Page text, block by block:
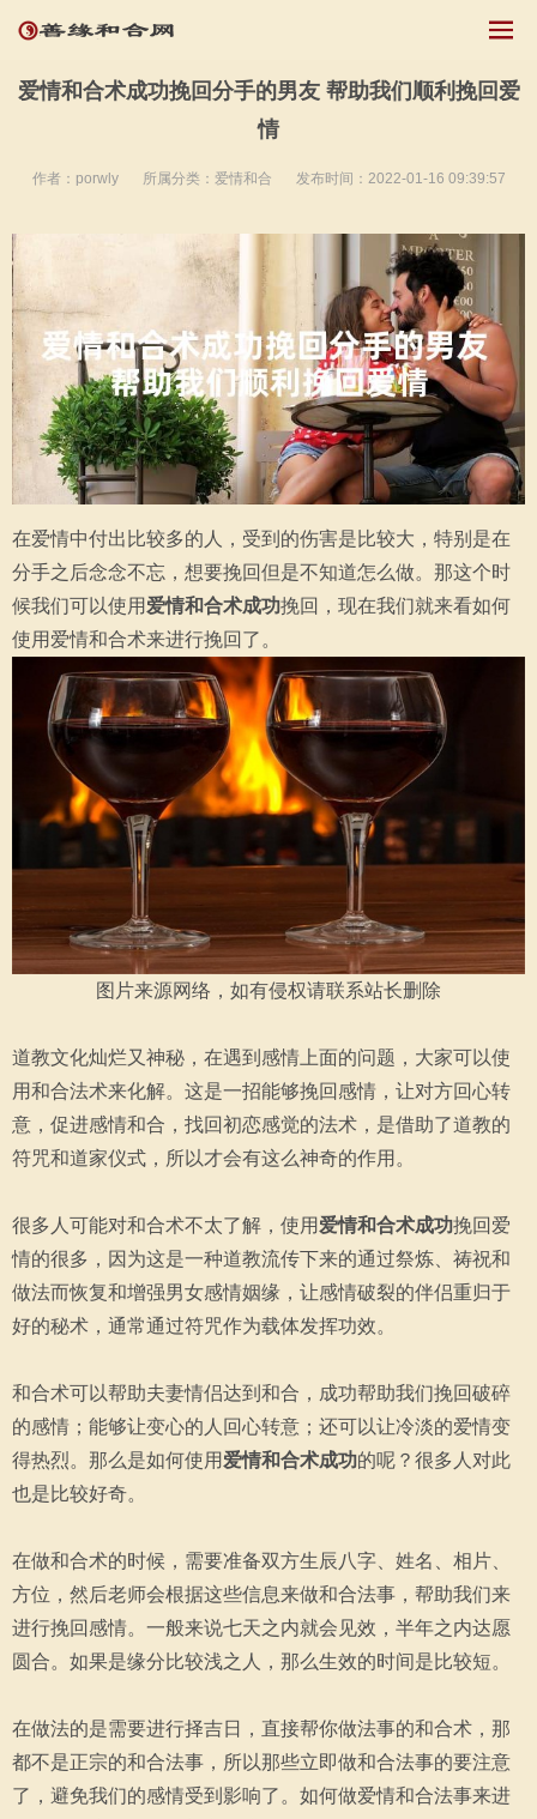
爱情和合术成功挽回分手的男友 帮助我们顺利挽回爱
情
作者：porwly 所属分类： 爱情和合 发布时间：2022-01-16 09:39:57
在爱情中付出比较多的人，受到的伤害是比较大，特别是在
分手之后念念不忘，想要挽回但是不知道怎么做。那这个时
候我们可以使用 爱情和合术成功挽回，现在我们就来看如何
使用爱情和合术来进行挽回了。
图片来源网络，如有侵权请联系站长删除
道教文化灿烂又神秘，在遇到感情上面的问题，大家可以使
用和合法术来化解。这是一招能够挽回感情，让对方回心转
意，促进感情和合，找回初恋感觉的法术，是借助了道教的
符咒和道家仪式，所以才会有这么神奇的作用。
很多人可能对和合术不太了解，使用 爱情和合术成功挽回爱
情的很多，因为这是一种道教流传下来的通过祭炼、祷祝和
做法而恢复和增强男女感情姻缘，让感情破裂的伴侣重归于
好的秘术，通常通过符咒作为载体发挥功效。
和合术可以帮助夫妻情侣达到和合，成功帮助我们挽回破碎
的感情；能够让变心的人回心转意；还可以让冷淡的爱情变
得热烈。那么是如何使用 爱情和合术成功的呢？很多人对此
也是比较好奇。
在做和合术的时候，需要准备双方生辰八字、姓名、相片、
方位，然后老师会根据这些信息来做和合法事，帮助我们来
进行挽回感情。一般来说七天之内就会见效，半年之内达愿
圆合。如果是缘分比较浅之人，那么生效的时间是比较短。
在做法的是需要进行择吉日，直接帮你做法事的和合术，那
都不是正宗的和合法事，所以那些立即做和合法事的要注意
了，避免我们的感情受到影响了。如何做爱情和合法事来进